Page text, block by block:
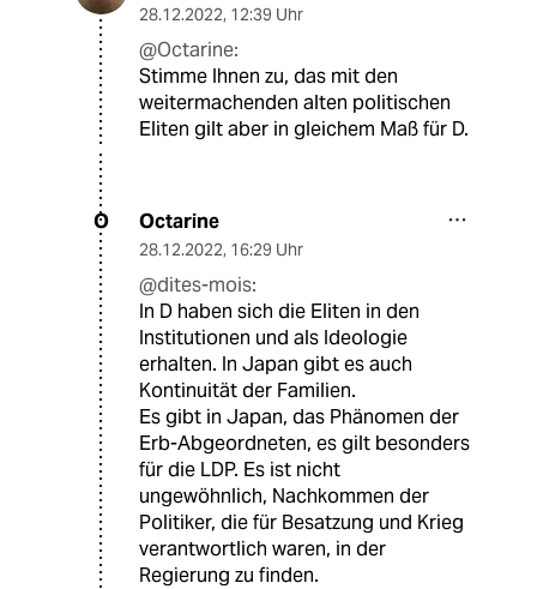
28.12.2022, 12:39 Uhr
@Octarine:
Stimme Ihnen zu, das mit den
weitermachenden alten politischen
Eliten gilt aber in gleichem Maß für D.
O Octarine
28.12.2022, 16:29 Uhr
@dites-mois:
In D haben sich die Eliten in den
Institutionen und als Ideologie
erhalten. In Japan gibt es auch
Kontinuität der Familien.
Es gibt in Japan, das Phänomen der
Erb-Abgeordneten, es gilt besonders
für die LDP. Es ist nicht
ungewöhnlich, Nachkommen der
Politiker, die für Besatzung und Krieg
verantwortlich waren, in der
Regierung zu finden.